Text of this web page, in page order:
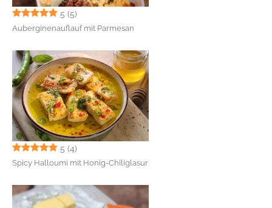
5 (5)
Auberginenauflauf mit Parmesan
5 (4)
Spicy Halloumi mit Honig-Chiliglasur